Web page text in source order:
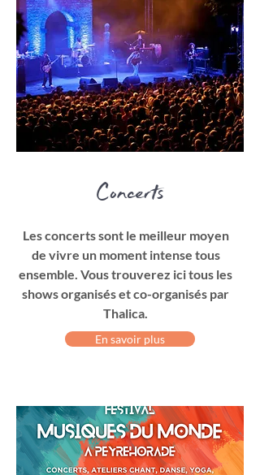
Concerts
Les concerts sont le meilleur moyen
de vivre un moment intense tous
ensemble. Vous trouverez ici tous les
shows organisés et co-organisés par
Thalica.
En savoir plus